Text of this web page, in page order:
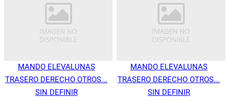
MANDO ELEVALUNAS
TRASERO DERECHO OTROS...
SIN DEFINIR
MANDO ELEVALUNAS
TRASERO DERECHO OTROS...
SIN DEFINIR